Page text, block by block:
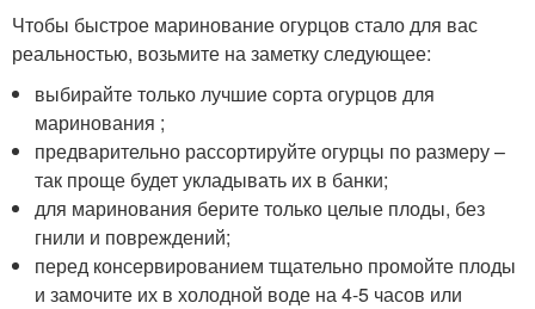
Чтобы быстрое маринование огурцов стало для вас
реальностью, возьмите на заметку следующее:
выбирайте только лучшие сорта огурцов для
маринования ;
предварительно рассортируйте огурцы по размеру –
так проще будет укладывать их в банки;
для маринования берите только целые плоды, без
гнили и повреждений;
перед консервированием тщательно промойте плоды
и замочите их в холодной воде на 4-5 часов или